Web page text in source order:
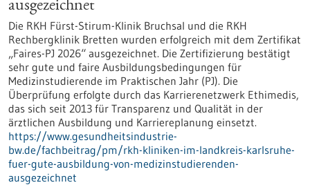
ausgezeichnet
Die RKH Fürst-Stirum-Klinik Bruchsal und die RKH
Rechbergklinik Bretten wurden erfolgreich mit dem Zertifikat
„Faires-PJ 2026“ ausgezeichnet. Die Zertifizierung bestätigt
sehr gute und faire Ausbildungsbedingungen für
Medizinstudierende im Praktischen Jahr (PJ). Die
Überprüfung erfolgte durch das Karrierenetzwerk Ethimedis,
das sich seit 2013 für Transparenz und Qualität in der
ärztlichen Ausbildung und Karriereplanung einsetzt.
https://www.gesundheitsindustrie-
bw.de/fachbeitrag/pm/rkh-kliniken-im-landkreis-karlsruhe-
fuer-gute-ausbildung-von-medizinstudierenden-
ausgezeichnet